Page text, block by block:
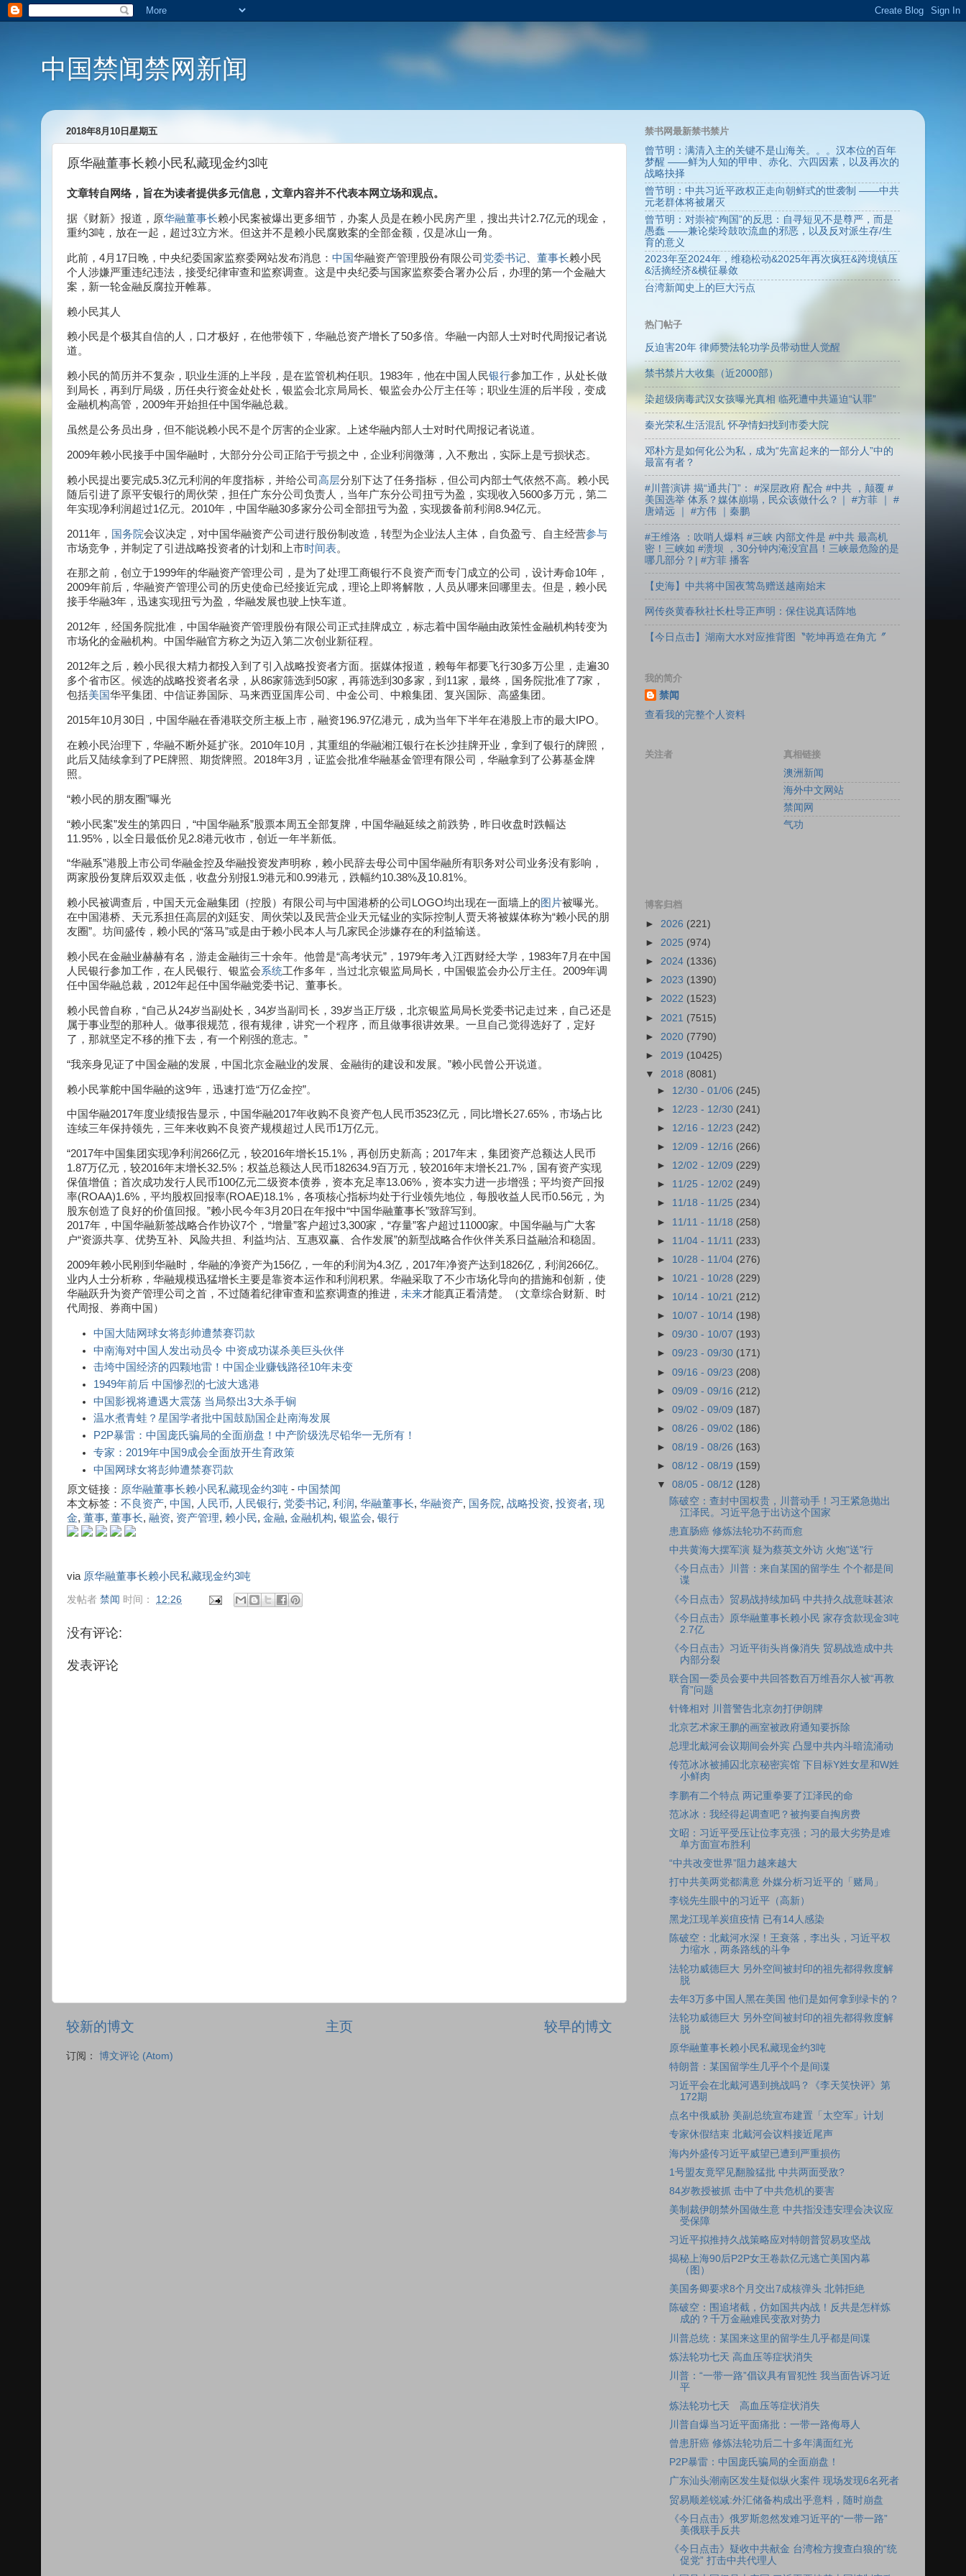
中国禁闻禁网新闻
2018年8月10日星期五
原华融董事长赖小民私藏现金约3吨
文章转自网络，旨在为读者提供多元信息，文章内容并不代表本网立场和观点。
据《财新》报道，原华融董事长赖小民案被爆出更多细节，办案人员是在赖小民房产里，搜出共计2.7亿元的现金，
重约3吨，放在一起，超过3立方米。但这并不是赖小民腐败案的全部金额，仅是冰山一角。
此前，4月17日晚，中央纪委国家监察委网站发布消息： 中国华融资产管理股份有限公司 党委书记 董事长赖小民
个人涉嫌严重违纪违法，接受纪律审查和监察调查。这是中央纪委与国家监察委合署办公后，办理的第一个金融大
案，新一轮金融反腐拉开帷幕。
赖小民其人
赖小民是个极其自信的人，口才极好，在他带领下，华融总资产增长了50多倍。华融一内部人士对时代周报记者说
道。
赖小民的简历并不复杂，职业生涯的上半段，是在监管机构任职。1983年，他在中国人民银行参加工作，从处长做
到局长，再到厅局级，历任央行资金处处长，银监会北京局局长、银监会办公厅主任等；职业生涯的后半段，变成
金融机构高管，2009年开始担任中国华融总裁。
虽然是公务员出身，但不能说赖小民不是个厉害的企业家。上述华融内部人士对时代周报记者说道。
2009年赖小民接手中国华融时，大部分分公司正陷于亏损之中，企业利润微薄，入不敷出，实际上是亏损状态。
赖小民提出要完成5.3亿元利润的年度指标，并给公司 高层分别下达了任务指标，但公司内部士气依然不高。赖小民
随后引进了原平安银行的周伙荣，担任广东分公司负责人，当年广东分公司扭亏为盈，实现收入5600多万元，第二
年实现净利润超过1亿元。2010年，中国华融30多家分公司全部扭亏为盈，实现拨备前利润8.94亿元。
2011年， 国务院会议决定，对中国华融资产公司进行股份制改造，转型为企业法人主体，自负盈亏、自主经营参与
市场竞争，并制定了引进战略投资者的计划和上市时间表。
在那之前，创立于1999年的华融资产管理公司，是为了处理工商银行不良资产而专门成立的公司，设计寿命10年，
2009年前后，华融资产管理公司的历史使命已经接近完成，理论上即将解散，人员从哪来回哪里去。但是，赖小民
接手华融3年，迅速实现扭亏为盈，华融发展也驶上快车道。
2012年，经国务院批准，中国华融资产管理股份有限公司正式挂牌成立，标志着中国华融由政策性金融机构转变为
市场化的金融机构。中国华融官方称之为迈入第二次创业新征程。
2012年之后，赖小民很大精力都投入到了引入战略投资者方面。据媒体报道，赖每年都要飞行30多万公里，走遍30
多个省市区。候选的战略投资者名录，从86家筛选到50家，再筛选到30多家，到11家，最终，国务院批准了7家，
包括美国华平集团、中信证券国际、马来西亚国库公司、中金公司、中粮集团、复兴国际、高盛集团。
2015年10月30日，中国华融在香港联交所主板上市，融资196.97亿港元，成为当年下半年在港股上市的最大IPO。
在赖小民治理下，华融不断外延扩张。2010年10月，其重组的华融湘江银行在长沙挂牌开业，拿到了银行的牌照，
此后又陆续拿到了PE牌照、期货牌照。2018年3月，证监会批准华融基金管理有限公司，华融拿到了公募基金牌
照。
“赖小民的朋友圈”曝光
“赖小民案”发生的第四日，“中国华融系”股票本周五全部复牌，中国华融延续之前跌势，昨日收盘时跌幅达
11.95%，以全日最低价见2.8港元收市，创近一年半新低。
“华融系”港股上市公司华融金控及华融投资发声明称，赖小民辞去母公司中国华融所有职务对公司业务没有影响，
两家股份复牌后双双走低，收盘分别报1.9港元和0.99港元，跌幅约10.38%及10.81%。
赖小民被调查后，中国天元金融集团（控股）有限公司与中国港桥的公司LOGO均出现在一面墙上的 图片被曝光。
在中国港桥、天元系担任高层的刘廷安、周伙荣以及民营企业天元锰业的实际控制人贾天将被媒体称为“赖小民的朋
友圈”。坊间盛传，赖小民的“落马”或是由于赖小民本人与几家民企涉嫌存在的利益输送。
赖小民在金融业赫赫有名，游走金融街三十余年。他曾是“高考状元”，1979年考入江西财经大学，1983年7月在中国
人民银行参加工作，在人民银行、银监会系统工作多年，当过北京银监局局长，中国银监会办公厅主任。2009年调
任中国华融总裁，2012年起任中国华融党委书记、董事长。
赖小民曾自称，“自己从24岁当副处长，34岁当副司长，39岁当正厅级，北京银监局局长党委书记走过来，自己还是
属于事业型的那种人。做事很规范，很有规律，讲究一个程序，而且做事很讲效果。一旦自己觉得选好了，定好
了，那就坚定不移的推下去，有一个刚强的意志。”
“我亲身见证了中国金融的发展，中国北京金融业的发展、金融街的建设和发展。”赖小民曾公开说道。
赖小民掌舵中国华融的这9年，迅速打造“万亿金控”。
中国华融2017年度业绩报告显示，中国华融2017年收购不良资产包人民币3523亿元，同比增长27.65%，市场占比
连续三年保持领先，三年来收购不良资产规模超过人民币1万亿元。
“2017年中国集团实现净利润266亿元，较2016年增长15.1%，再创历史新高；2017年末，集团资产总额达人民币
1.87万亿元，较2016年末增长32.5%；权益总额达人民币182634.9百万元，较2016年末增长21.7%，国有资产实现
保值增值；首次成功发行人民币100亿元二级资本债券，资本充足率13.06%，资本实力进一步增强；平均资产回报
率(ROAA)1.6%，平均股权回报率(ROAE)18.1%，各项核心指标均处于行业领先地位，每股收益人民币0.56元，为
股东创造了良好的价值回报。”赖小民今年3月20日在年报中“中国华融董事长”致辞写到。
2017年，中国华融新签战略合作协议7个，“增量”客户超过3,300家，“存量”客户超过11000家。中国华融与广大客
户“资源共享、优势互补、风险共担、利益均沾、互惠双赢、合作发展”的新型战略合作伙伴关系日益融洽和稳固。
2009年赖小民刚到华融时，华融的净资产为156亿，一年的利润为4.3亿，2017年净资产达到1826亿，利润266亿。
业内人士分析称，华融规模迅猛增长主要是靠资本运作和利润积累。华融采取了不少市场化导向的措施和创新，使
华融跃升为资产管理公司之首，不过随着纪律审查和监察调查的推进， 未来才能真正看清楚。（文章综合财新、时
代周报、券商中国）
中国大陆网球女将彭帅遭禁赛罚款
中南海对中国人发出动员令 中资成功谋杀美巨头伙伴
击垮中国经济的四颗地雷！中国企业赚钱路径10年未变
1949年前后 中国惨烈的七波大逃港
中国影视将遭遇大震荡 当局祭出3大杀手锏
温水煮青蛙？星国学者批中国鼓励国企赴南海发展
P2P暴雷：中国庞氏骗局的全面崩盘！中产阶级洗尽铅华一无所有！
专家：2019年中国9成会全面放开生育政策
中国网球女将彭帅遭禁赛罚款
原文链接： 原华融董事长赖小民私藏现金约3吨 - 中国禁闻
本文标签： 不良资产, 中国 , 人民币, 人民银行, 党委书记, 利润, 华融董事长, 华融资产, 国务院, 战略投资, 投资者, 现
金, 董事, 董事长, 融资, 资产管理, 赖小民, 金融, 金融机构, 银监会, 银行
via 原华融董事长赖小民私藏现金约3吨
发帖者 禁闻 时间： 12:26
没有评论:
发表评论
较新的博文 较早的博文
主页
订阅： 博文评论 (Atom)
禁书网最新禁书禁片
曾节明：满清入主的关键不是山海关。。。汉本位的百年
梦醒 ——鲜为人知的甲申、赤化、六四因素，以及再次的
战略抉择
曾节明：中共习近平政权正走向朝鲜式的世袭制 ——中共
元老群体将被屠灭
曾节明：对崇祯“殉国”的反思：自寻短见不是尊严，而是
愚蠢 ——兼论柴玲鼓吹流血的邪恶，以及反对派生存/生
育的意义
2023年至2024年，维稳松动&2025年再次疯狂&跨境镇压
&活摘经济&横征暴敛
台湾新闻史上的巨大污点
热门帖子
反迫害20年 律师赞法轮功学员带动世人觉醒
禁书禁片大收集（近2000部）
染超级病毒武汉女孩曝光真相 临死遭中共逼迫“认罪”
秦光荣私生活混乱 怀孕情妇找到市委大院
邓朴方是如何化公为私，成为“先富起来的一部分人”中的
最富有者？
#川普演讲 揭“通共门”： #深层政府 配合 #中共 ，颠覆 #
美国选举 体系？媒体崩塌，民众该做什么？｜ #方菲 ｜ #
唐靖远 ｜ #方伟 ｜秦鹏
#王维洛 ：吹哨人爆料 #三峡 内部文件是 #中共 最高机
密！三峡如 #溃坝 ，30分钟内淹没宜昌！三峡最危险的是
哪几部分？| #方菲 播客
【史海】中共将中国夜莺岛赠送越南始末
网传炎黄春秋社长杜导正声明：保住说真话阵地
【今日点击】湖南大水对应推背图〝乾坤再造在角亢〞
我的简介
禁闻
查看我的完整个人资料
关注者
真相链接
澳洲新闻
海外中文网站
禁闻网
气功
博客归档
► 2026 (221)
► 2025 (974)
► 2024 (1336)
► 2023 (1390)
► 2022 (1523)
► 2021 (7515)
► 2020 (7790)
► 2019 (10425)
▼ 2018 (8081)
► 12/30 - 01/06 (245)
► 12/23 - 12/30 (241)
► 12/16 - 12/23 (242)
► 12/09 - 12/16 (266)
► 12/02 - 12/09 (229)
► 11/25 - 12/02 (249)
► 11/18 - 11/25 (234)
► 11/11 - 11/18 (258)
► 11/04 - 11/11 (233)
► 10/28 - 11/04 (276)
► 10/21 - 10/28 (229)
► 10/14 - 10/21 (212)
► 10/07 - 10/14 (198)
►09/30 - 10/07 (193)
►09/23 - 09/30 (171)
►09/16 - 09/23 (208)
►09/09 - 09/16 (212)
►09/02 - 09/09 (187)
►08/26 - 09/02 (186)
►08/19 - 08/26 (163)
►08/12 - 08/19 (159)
▼08/05 - 08/12 (128)
陈破空：查封中国权贵，川普动手！习王紧急抛出
江泽民。习近平急于出访这个国家
患直肠癌 修炼法轮功不药而愈
中共黄海大摆军演 疑为蔡英文外访 火炮"送"行
《今日点击》川普：来自某国的留学生 个个都是间
谍
《今日点击》贸易战持续加码 中共持久战意味甚浓
《今日点击》原华融董事长赖小民 家存贪款现金3吨
2.7亿
《今日点击》习近平街头肖像消失 贸易战造成中共
内部分裂
联合国一委员会要中共回答数百万维吾尔人被“再教
育”问题
针锋相对 川普警告北京勿打伊朗牌
北京艺术家王鹏的画室被政府通知要拆除
总理北戴河会议期间会外宾 凸显中共内斗暗流涌动
传范冰冰被捕囚北京秘密宾馆 下目标Y姓女星和W姓
小鲜肉
李鹏有二个特点 两记重拳要了江泽民的命
范冰冰：我经得起调查吧？被拘要自掏房费
文昭：习近平受压让位李克强；习的最大劣势是难
单方面宣布胜利
“中共改变世界”阻力越来越大
打中共美两党都满意 外媒分析习近平的「赌局」
李锐先生眼中的习近平（高新）
黑龙江现羊炭疽疫情 已有14人感染
陈破空：北戴河水深！王衰落，李出头，习近平权
力缩水，两条路线的斗争
法轮功威德巨大 另外空间被封印的祖先都得救度解
脱
去年3万多中国人黑在美国 他们是如何拿到绿卡的？
法轮功威德巨大 另外空间被封印的祖先都得救度解
脱
原华融董事长赖小民私藏现金约3吨
特朗普：某国留学生几乎个个是间谍
习近平会在北戴河遇到挑战吗？《李天笑快评》第
172期
点名中俄威胁 美副总统宣布建置「太空军」计划
专家休假结束 北戴河会议料接近尾声
海内外盛传习近平威望已遭到严重损伤
1号盟友竟罕见翻脸猛批 中共两面受敌?
84岁教授被抓 击中了中共危机的要害
美制裁伊朗禁外国做生意 中共指没违安理会决议应
受保障
习近平拟推持久战策略应对特朗普贸易攻坚战
揭秘上海90后P2P女王卷款亿元逃亡美国内幕
（图）
美国务卿要求8个月交出7成核弹头 北韩拒絶
陈破空：围追堵截，仿如国共内战！反共是怎样炼
成的？千万金融难民变敌对势力
川普总统：某国来这里的留学生几乎都是间谍
炼法轮功七天 高血压等症状消失
川普：“一带一路”倡议具有冒犯性 我当面告诉习近
平
炼法轮功七天 高血压等症状消失
川普自爆当习近平面痛批：一带一路侮辱人
曾患肝癌 修炼法轮功后二十多年满面红光
P2P暴雷：中国庞氏骗局的全面崩盘！
广东汕头潮南区发生疑似纵火案件 现场发现6名死者
贸易顺差锐减:外汇储备构成出乎意料，随时崩盘
《今日点击》俄罗斯忽然发难习近平的“一带一路”
美俄联手反共
《今日点击》疑收中共献金 台湾检方搜查白狼的“统
促党” 打击中共代理人